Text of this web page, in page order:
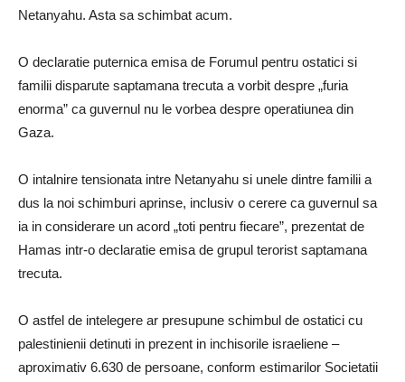
Netanyahu. Asta sa schimbat acum.
O declaratie puternica emisa de Forumul pentru ostatici si
familii disparute saptamana trecuta a vorbit despre „furia
enorma” ca guvernul nu le vorbea despre operatiunea din
Gaza.
O intalnire tensionata intre Netanyahu si unele dintre familii a
dus la noi schimburi aprinse, inclusiv o cerere ca guvernul sa
ia in considerare un acord „toti pentru fiecare”, prezentat de
Hamas intr-o declaratie emisa de grupul terorist saptamana
trecuta.
O astfel de intelegere ar presupune schimbul de ostatici cu
palestinienii detinuti in prezent in inchisorile israeliene –
aproximativ 6.630 de persoane, conform estimarilor Societatii